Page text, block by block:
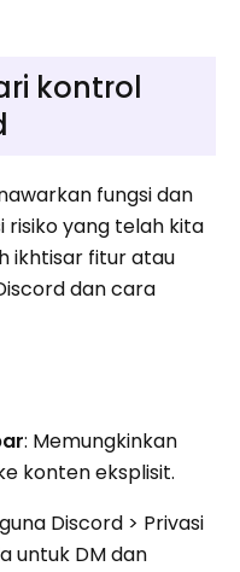
kontrol
fungsi dan
yang telah kita
ikhtisar fitur atau
dan cara
: Memungkinkan
konten eksplisit.
Discord > Privasi
untuk DM dan